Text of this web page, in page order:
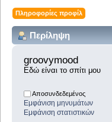
Πληροφορίες προφίλ
Περίληψη
groovymood
Εδώ είναι το σπίτι μου
Αποσυνδεδεμένος
Εμφάνιση μηνυμάτων
Εμφάνιση στατιστικών